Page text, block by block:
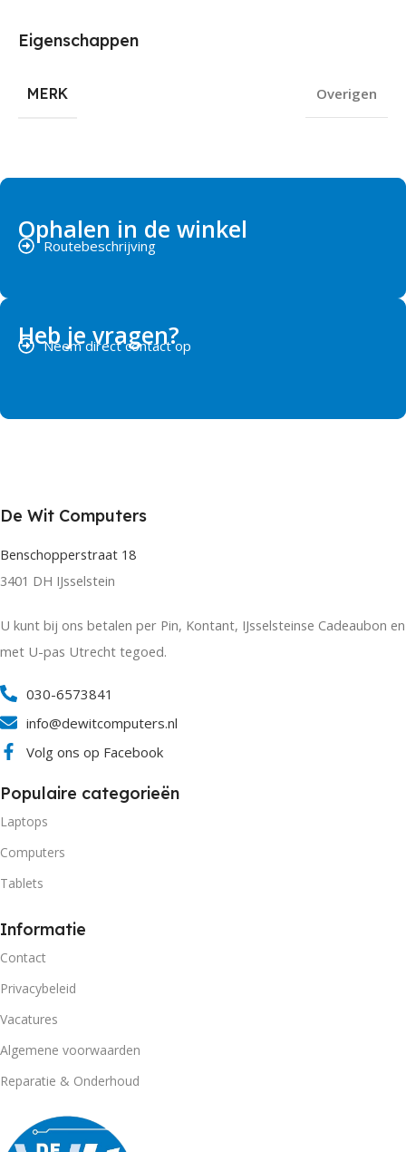
Eigenschappen
MERK Overigen
Ophalen in de winkel
Routebeschrijving
Heb je vragen?
Neem direct contact op
De Wit Computers
Benschopperstraat 18
3401 DH IJsselstein
U kunt bij ons betalen per Pin, Kontant, IJsselsteinse Cadeaubon en
met U-pas Utrecht tegoed.
030-6573841
info@dewitcomputers.nl
Volg ons op Facebook
Populaire categorieën
Laptops
Computers
Tablets
Informatie
Contact
Privacybeleid
Vacatures
Algemene voorwaarden
Reparatie & Onderhoud